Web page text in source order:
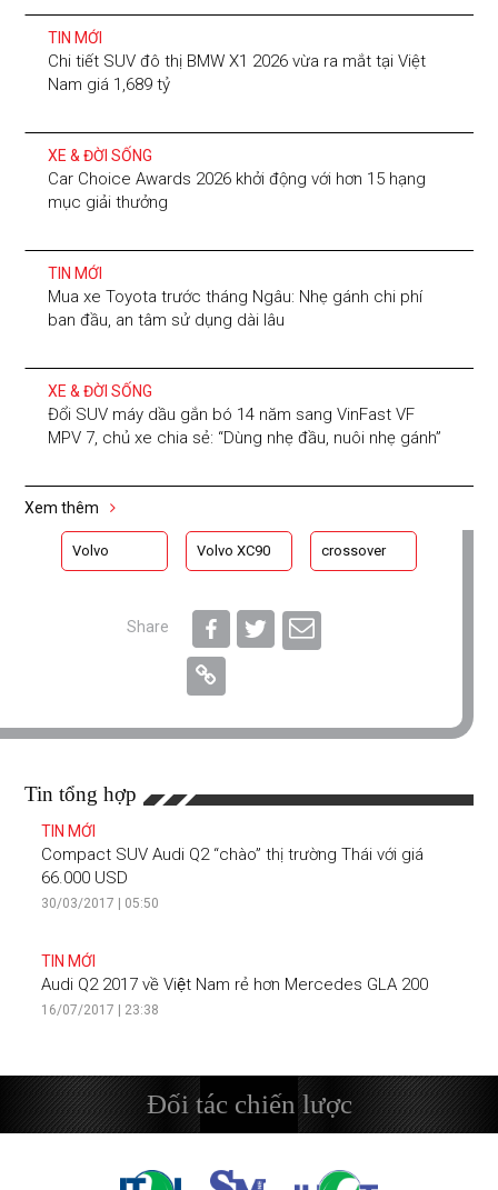
TIN MỚI
Chi tiết SUV đô thị BMW X1 2026 vừa ra mắt tại Việt
Nam giá 1,689 tỷ
XE & ĐỜI SỐNG
Car Choice Awards 2026 khởi động với hơn 15 hạng
mục giải thưởng
TIN MỚI
Mua xe Toyota trước tháng Ngâu: Nhẹ gánh chi phí
ban đầu, an tâm sử dụng dài lâu
XE & ĐỜI SỐNG
Đổi SUV máy dầu gắn bó 14 năm sang VinFast VF
MPV 7, chủ xe chia sẻ: “Dùng nhẹ đầu, nuôi nhẹ gánh”
Xem thêm
Volvo Volvo XC90 crossover
Share
Tin tổng hợp
TIN MỚI
Compact SUV Audi Q2 “chào” thị trường Thái với giá
66.000 USD
30/03/2017 | 05:50
TIN MỚI
Audi Q2 2017 về Việt Nam rẻ hơn Mercedes GLA 200
16/07/2017 | 23:38
Đối tác chiến lược